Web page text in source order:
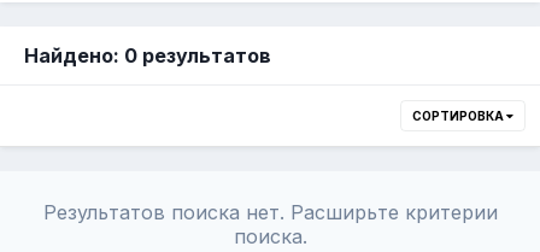
Найдено: 0 результатов
СОРТИРОВКА
Результатов поиска нет. Расширьте критерии
поиска.